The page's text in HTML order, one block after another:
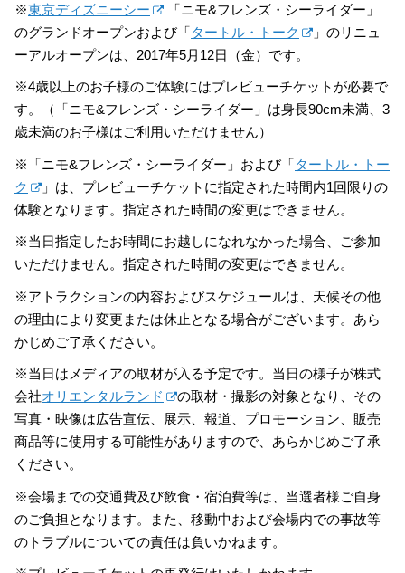
※東京ディズニーシー
「ニモ&フレンズ・シーライダー」
のグランドオープンおよび「タートル・トーク
」のリニュ
ーアルオープンは、2017年5月12日（金）です。
※4歳以上のお子様のご体験にはプレビューチケットが必要で
す。（「ニモ&フレンズ・シーライダー」は身長90cm未満、3
歳未満のお子様はご利用いただけません）
※「ニモ&フレンズ・シーライダー」および「タートル・トー
ク
」は、プレビューチケットに指定された時間内1回限りの
体験となります。指定された時間の変更はできません。
※当日指定したお時間にお越しになれなかった場合、ご参加
いただけません。指定された時間の変更はできません。
※アトラクションの内容およびスケジュールは、天候その他
の理由により変更または休止となる場合がございます。あら
かじめご了承ください。
※当日はメディアの取材が入る予定です。当日の様子が株式
会社オリエンタルランド
の取材・撮影の対象となり、その
写真・映像は広告宣伝、展示、報道、プロモーション、販売
商品等に使用する可能性がありますので、あらかじめご了承
ください。
※会場までの交通費及び飲食・宿泊費等は、当選者様ご自身
のご負担となります。また、移動中および会場内での事故等
のトラブルについての責任は負いかねます。